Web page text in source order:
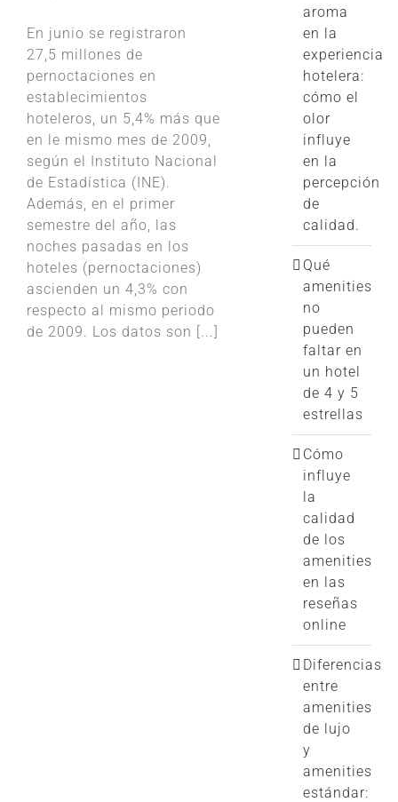
En junio se registraron
27,5 millones de
pernoctaciones en
establecimientos
hoteleros, un 5,4% más que
en le mismo mes de 2009,
según el Instituto Nacional
de Estadística (INE).
Además, en el primer
semestre del año, las
noches pasadas en los
hoteles (pernoctaciones)
ascienden un 4,3% con
respecto al mismo periodo
de 2009. Los datos son [...]
aroma
en la
experiencia
hotelera:
cómo el
olor
influye
en la
percepción
de
calidad.
Qué
amenities
no
pueden
faltar en
un hotel
de 4 y 5
estrellas
Cómo
influye
la
calidad
de los
amenities
en las
reseñas
online
Diferencias
entre
amenities
de lujo
y
amenities
estándar: